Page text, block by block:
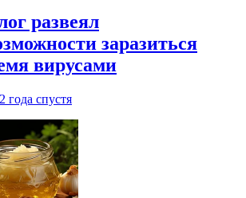
развеял
заразиться
вирусами
2 года спустя